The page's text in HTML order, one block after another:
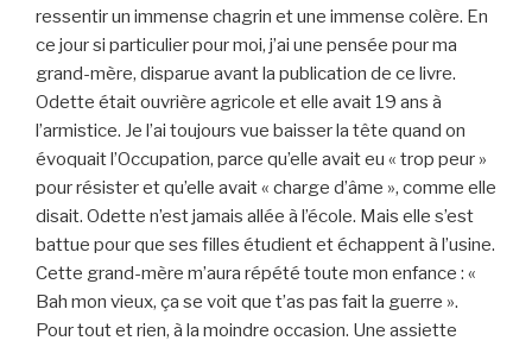
ressentir un immense chagrin et une immense colère. En
ce jour si particulier pour moi, j’ai une pensée pour ma
grand-mère, disparue avant la publication de ce livre.
Odette était ouvrière agricole et elle avait 19 ans à
l’armistice. Je l’ai toujours vue baisser la tête quand on
évoquait l’Occupation, parce qu’elle avait eu « trop peur »
pour résister et qu’elle avait « charge d’âme », comme elle
disait. Odette n’est jamais allée à l’école. Mais elle s’est
battue pour que ses filles étudient et échappent à l’usine.
Cette grand-mère m’aura répété toute mon enfance : «
Bah mon vieux, ça se voit que t’as pas fait la guerre ».
Pour tout et rien, à la moindre occasion. Une assiette